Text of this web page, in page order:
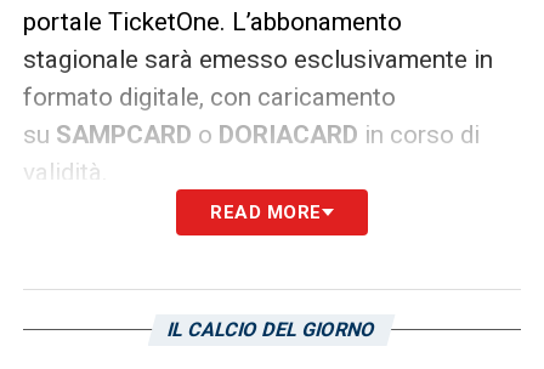
portale TicketOne. L’abbonamento
stagionale sarà emesso esclusivamente in
formato digitale, con caricamento
su SAMPCARD o DORIACARD in corso di
validità.
per agevolare i tifosi:
READ MORE
IL CALCIO DEL GIORNO